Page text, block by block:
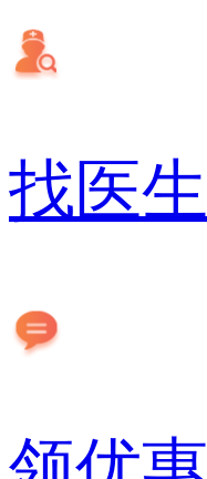
找医生